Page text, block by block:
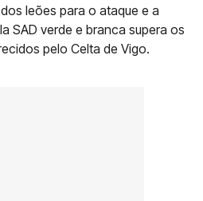
leões para o ataque e a
SAD verde e branca supera os
pelo Celta de Vigo.